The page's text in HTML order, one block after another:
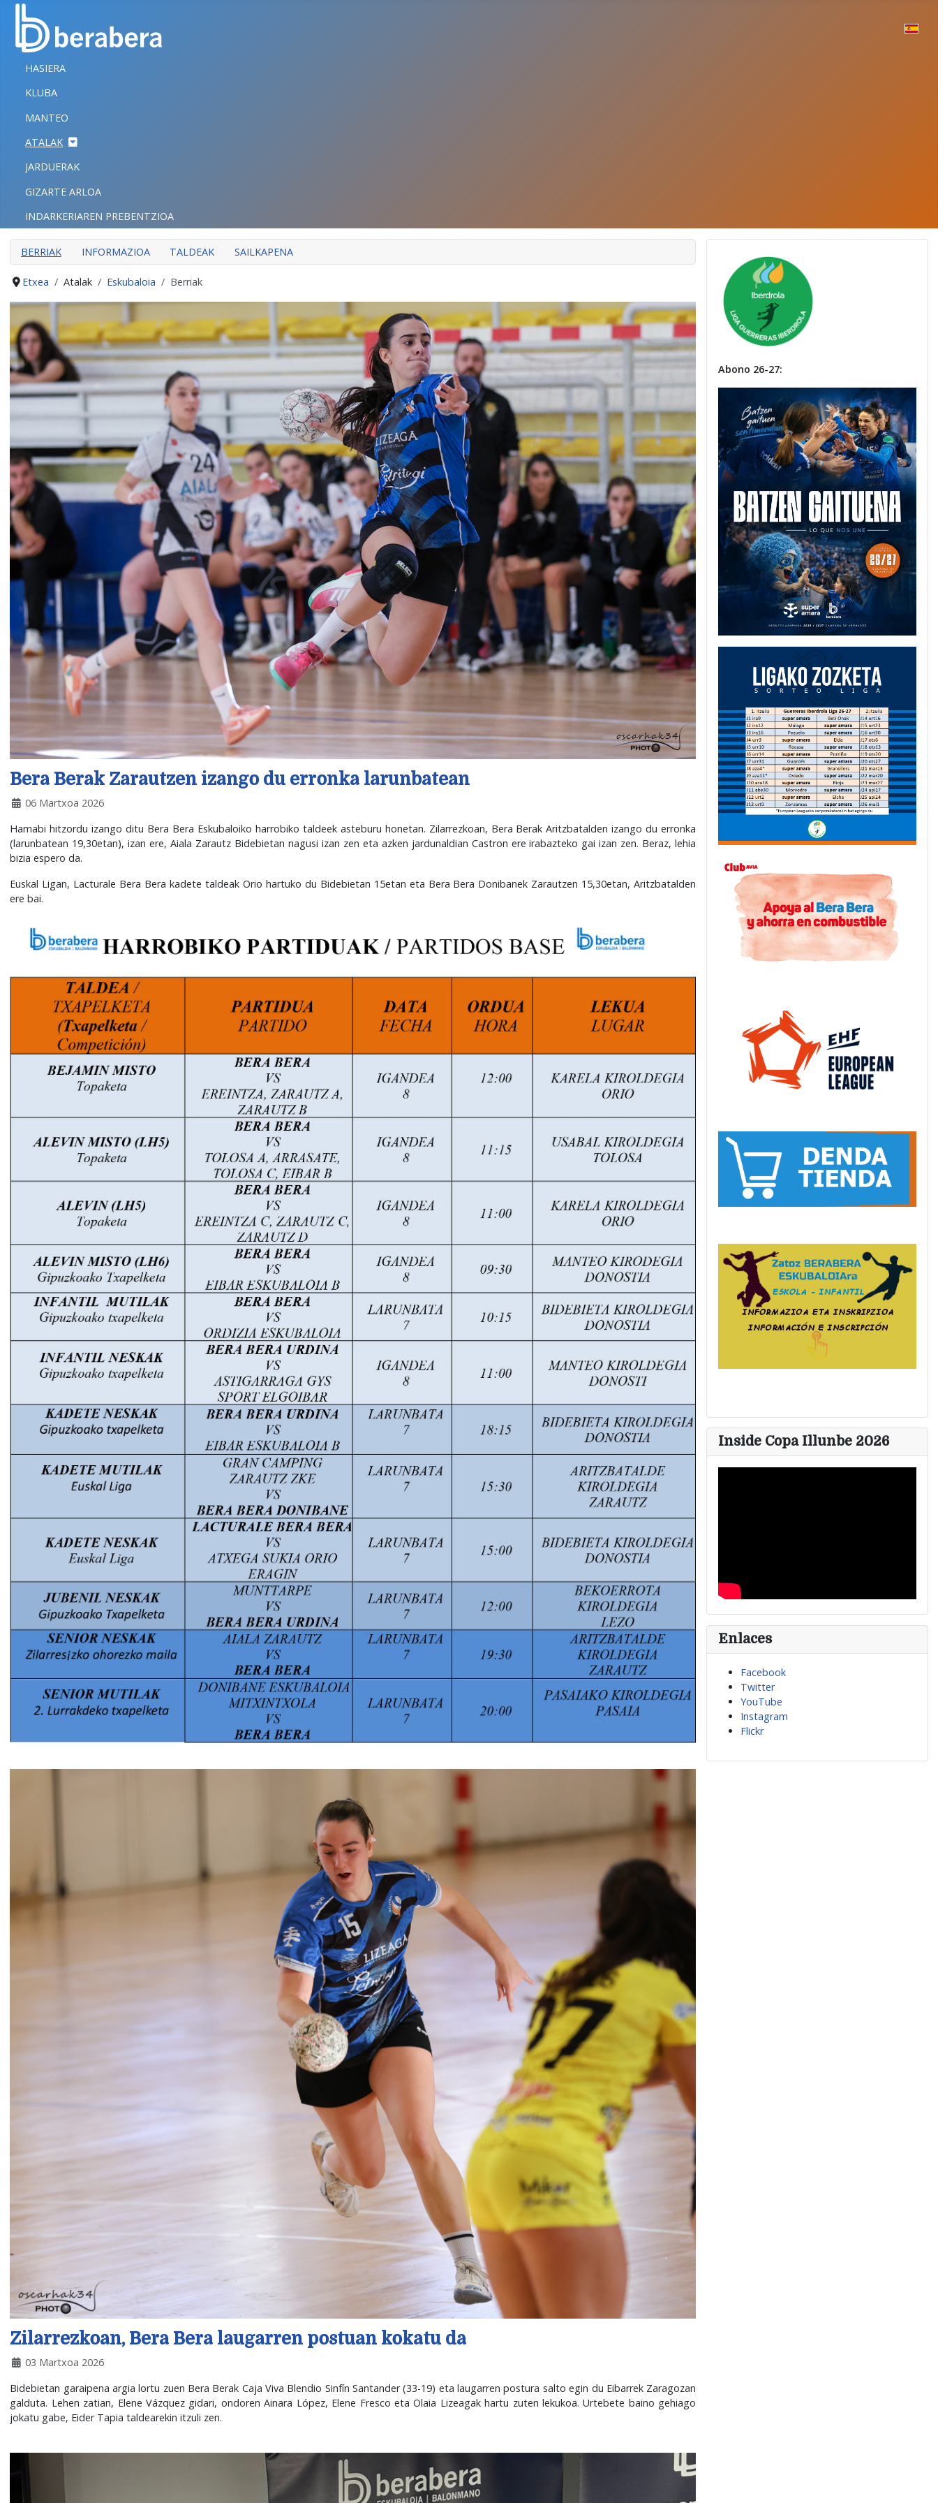
ITXI
HASIERA
KLUBA
MANTEO
ATALAK
JARDUERAK
GIZARTE ARLOA
INDARKERIAREN PREBENTZIOA
HASIERA
KLUBA
MANTEO
ATALAK
JARDUERAK
GIZARTE ARLOA
INDARKERIAREN PREBENTZIOA
BERRIAK INFORMAZIOA TALDEAK SAILKAPENA
Etxea Atalak Eskubaloia Berriak
Bera Berak Zarautzen izango du erronka larunbatean
06 Martxoa 2026
Hamabi hitzordu izango ditu Bera Bera Eskubaloiko harrobiko taldeek asteburu honetan. Zilarrezkoan, Bera Berak Aritzbatalden izango du erronka
(larunbatean 19,30etan), izan ere, Aiala Zarautz Bidebietan nagusi izan zen eta azken jardunaldian Castron ere irabazteko gai izan zen. Beraz, lehia
bizia espero da.
Euskal Ligan, Lacturale Bera Bera kadete taldeak Orio hartuko du Bidebietan 15etan eta Bera Bera Donibanek Zarautzen 15,30etan, Aritzbatalden
ere bai.
Zilarrezkoan, Bera Bera laugarren postuan kokatu da
03 Martxoa 2026
Bidebietan garaipena argia lortu zuen Bera Berak Caja Viva Blendio Sinfín Santander (33-19) eta laugarren postura salto egin du Eibarrek Zaragozan
galduta. Lehen zatian, Elene Vázquez gidari, ondoren Ainara López, Elene Fresco eta Olaia Lizeagak hartu zuten lekukoa. Urtebete baino gehiago
jokatu gabe, Eider Tapia taldearekin itzuli zen.
Abono 26-27:
Inside Copa Illunbe 2026
Enlaces
Facebook
Twitter
YouTube
Instagram
Flickr